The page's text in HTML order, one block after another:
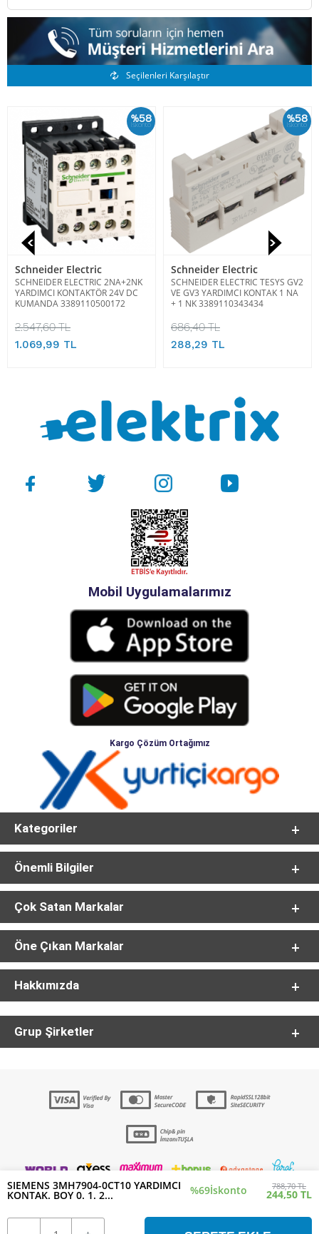
SIEMENS 3MH7904-0CT10 YARDIMCI
KONTAK. BOY 0. 1. 2... %69İskonto 788,70 TL
244,50 TL
Benzer Ürünler
Seçilenleri Karşılaştır
%58
İskonto
Schneider Electric
SCHNEIDER ELECTRIC 2NA+2NK
YARDIMCI KONTAKTÖR 24V DC
KUMANDA 3389110500172
2.547,60 TL
1.069,99 TL
%58
İskonto
Schneider Electric
SCHNEIDER ELECTRIC TESYS GV2
VE GV3 YARDIMCI KONTAK 1 NA
+ 1 NK 3389110343434
686,40 TL
288,29 TL
Mobil Uygulamalarımız
Kargo Çözüm Ortağımız
Kategoriler
Önemli Bilgiler
Çok Satan Markalar
Öne Çıkan Markalar
Hakkımızda
Grup Şirketler